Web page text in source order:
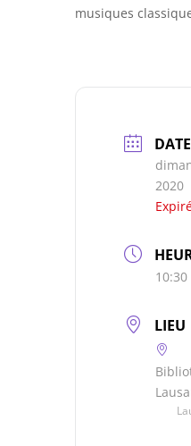
musiques
DATE
2020
LIEU